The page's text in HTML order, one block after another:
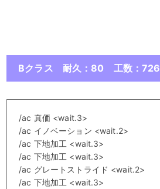
Bクラス 耐久：80 工数：726
/ac 真価 <wait.3>
/ac イノベーション <wait.2>
/ac 下地加工 <wait.3>
/ac 下地加工 <wait.3>
/ac グレートストライド <wait.2>
/ac 下地加工 <wait.3>